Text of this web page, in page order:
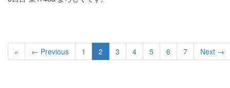
« ← Previous 1 2 3 4 5 6 7 Next →